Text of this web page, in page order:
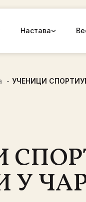
Настава
УЧЕНИЦИ
У